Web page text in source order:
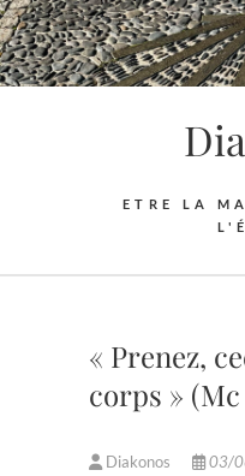
Skip
to
content
ETRE LA
« Prenez,
corps » (Mc
Diakonos 03/